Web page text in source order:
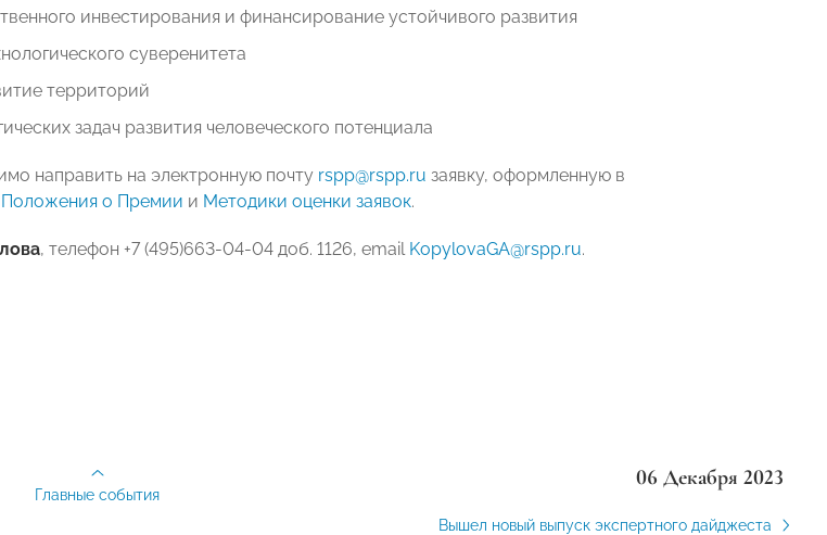
инвестирования и финансирование устойчивого развития
суверенитета
территорий
задач развития человеческого потенциала
направить на электронную почту rspp@rspp.ru заявку, оформленную в
Положения о Премии и Методики оценки заявок.
, телефон +7 (495)663-04-04 доб. 1126, email KopylovaGA@rspp.ru.
06 Декабря 2023
Вышел новый выпуск экспертного дайджеста
Главные события